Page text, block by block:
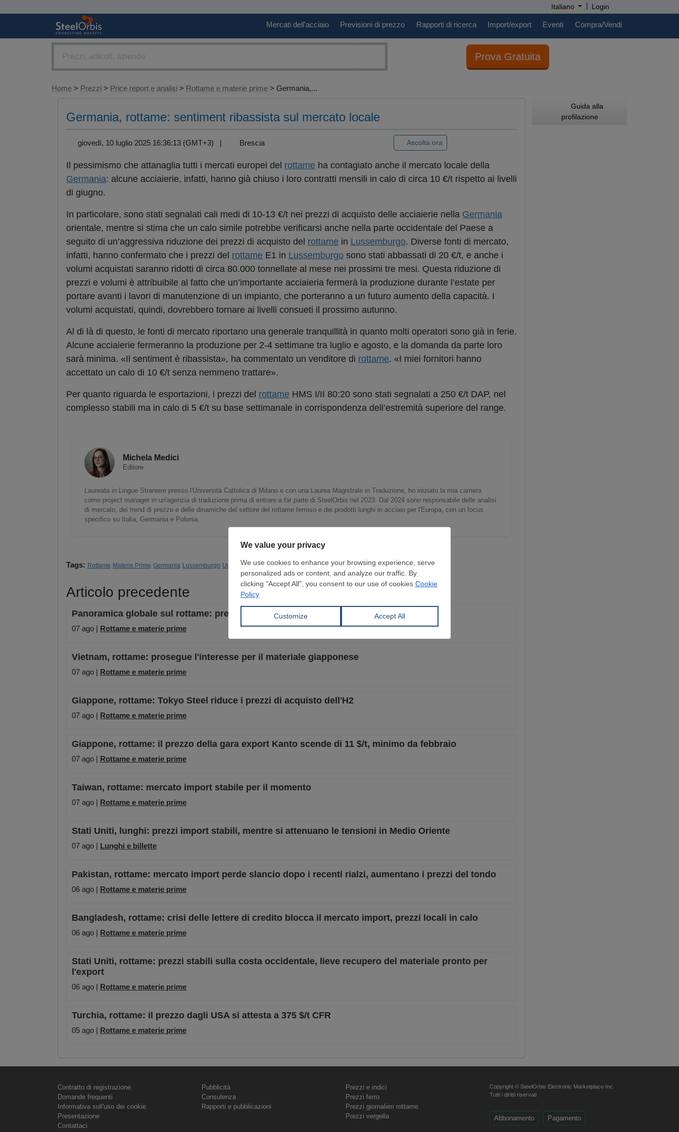
Italiano | Login
Mercati dell'acciaio Previsioni di prezzo Rapporti di ricerca Import/export Eventi Compra/Vendi
Prova Gratuita
Home > Prezzi > Price report e analisi > Rottame e materie prime > Germania,...
Germania, rottame: sentiment ribassista sul mercato locale
giovedì, 10 luglio 2025 16:36:13 (GMT+3) | Brescia Ascolta ora
Il pessimismo che attanaglia tutti i mercati europei del rottame ha contagiato anche il mercato locale della
Germania: alcune acciaierie, infatti, hanno già chiuso i loro contratti mensili in calo di circa 10 €/t rispetto ai livelli
di giugno.
In particolare, sono stati segnalati cali medi di 10-13 €/t nei prezzi di acquisto delle acciaierie nella Germania
orientale, mentre si stima che un calo simile potrebbe verificarsi anche nella parte occidentale del Paese a
seguito di un’aggressiva riduzione dei prezzi di acquisto del rottame in Lussemburgo. Diverse fonti di mercato,
infatti, hanno confermato che i prezzi del rottame E1 in Lussemburgo sono stati abbassati di 20 €/t, e anche i
volumi acquistati saranno ridotti di circa 80.000 tonnellate al mese nei prossimi tre mesi. Questa riduzione di
prezzi e volumi è attribuibile al fatto che un’importante acciaieria fermerà la produzione durante l’estate per
portare avanti i lavori di manutenzione di un impianto, che porteranno a un futuro aumento della capacità. I
volumi acquistati, quindi, dovrebbero tornare ai livelli consueti il prossimo autunno.
Al di là di questo, le fonti di mercato riportano una generale tranquillità in quanto molti operatori sono già in ferie.
Alcune acciaierie fermeranno la produzione per 2-4 settimane tra luglio e agosto, e la domanda da parte loro
sarà minima. «Il sentiment è ribassista», ha commentato un venditore di rottame. «I miei fornitori hanno
accettato un calo di 10 €/t senza nemmeno trattare».
Per quanto riguarda le esportazioni, i prezzi del rottame HMS I/II 80:20 sono stati segnalati a 250 €/t DAP, nel
complesso stabili ma in calo di 5 €/t su base settimanale in corrispondenza dell’estremità superiore del range.
Michela Medici
Editore
Laureata in Lingue Straniere presso l'Università Cattolica di Milano e con una Laurea Magistrale in Traduzione, ho iniziato la mia carriera
come project manager in un'agenzia di traduzione prima di entrare a far parte di SteelOrbis nel 2023. Dal 2024 sono responsabile delle analisi
di mercato, dei trend di prezzo e delle dinamiche del settore del rottame ferroso e dei prodotti lunghi in acciaio per l'Europa, con un focus
specifico su Italia, Germania e Polonia.
Tags: Rottame Materie Prime Germania Lussemburgo Unione Europea Prod. Siderurgica
Articolo precedente
Panoramica globale sul rottame: prezzi stabili nonostante la debole domanda di acciaio
07 ago | Rottame e materie prime
Vietnam, rottame: prosegue l'interesse per il materiale giapponese
07 ago | Rottame e materie prime
Giappone, rottame: Tokyo Steel riduce i prezzi di acquisto dell'H2
07 ago | Rottame e materie prime
Giappone, rottame: il prezzo della gara export Kanto scende di 11 $/t, minimo da febbraio
07 ago | Rottame e materie prime
Taiwan, rottame: mercato import stabile per il momento
07 ago | Rottame e materie prime
Stati Uniti, lunghi: prezzi import stabili, mentre si attenuano le tensioni in Medio Oriente
07 ago | Lunghi e billette
Pakistan, rottame: mercato import perde slancio dopo i recenti rialzi, aumentano i prezzi del tondo
06 ago | Rottame e materie prime
Bangladesh, rottame: crisi delle lettere di credito blocca il mercato import, prezzi locali in calo
06 ago | Rottame e materie prime
Stati Uniti, rottame: prezzi stabili sulla costa occidentale, lieve recupero del materiale pronto per
l'export
06 ago | Rottame e materie prime
Turchia, rottame: il prezzo dagli USA si attesta a 375 $/t CFR
05 ago | Rottame e materie prime
Guida alla
profilazione
Contratto di registrazione
Domande frequenti
Informativa sull'uso dei cookie
Presentazione
Contattaci
Pubblicità
Consulenza
Rapporti e pubblicazioni
Prezzi e indici
Prezzi ferro
Prezzi giornalieri rottame
Prezzi vergella
Copyright © SteelOrbis Electronic Marketplace Inc.
Tutti i diritti riservati
Abbonamento Pagamento